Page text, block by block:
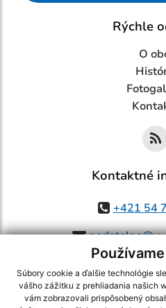
Súbory cookie a ďalšie technológie
vášho zážitku z prehliadania našich
vám zobrazovali prispôsobený
Rýchle
O
Kontaktné
+421 54
využite možnosť získavania